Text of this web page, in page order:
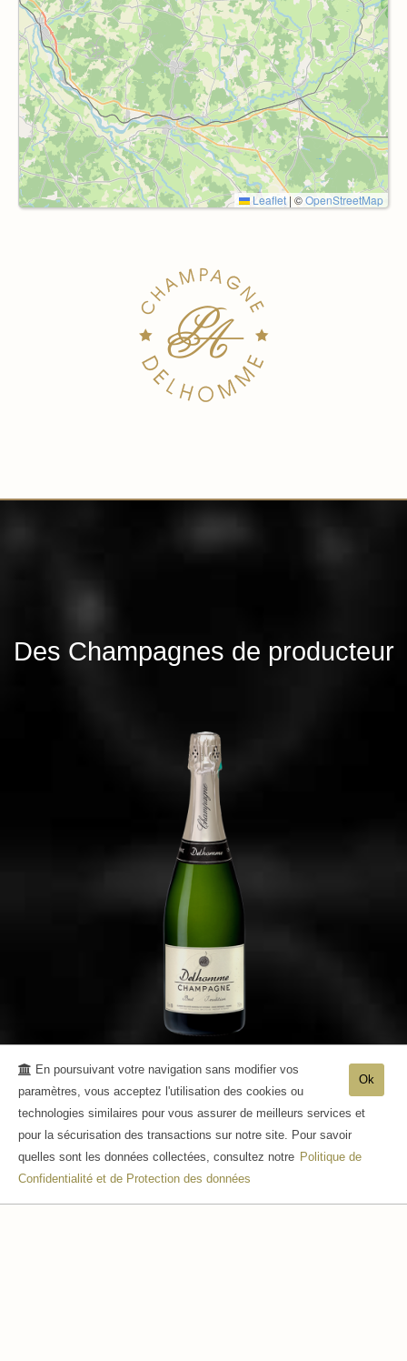
Leaflet | ©OpenStreetMap
Des Champagnes de producteur
Champagne Tradition
Ok
En poursuivant votre navigation sans modifier vos
paramètres, vous acceptez l'utilisation des cookies ou
technologies similaires pour vous assurer de meilleurs services et
pour la sécurisation des transactions sur notre site. Pour savoir
quelles sont les données collectées, consultez notre Politique de
Confidentialité et de Protection des données